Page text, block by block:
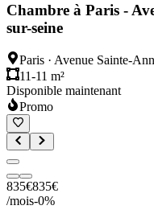
Chambre à Paris -
sur-seine
Paris · Avenue Sainte-
11-11 m²
Disponible maintenant
Promo
835€835€
/mois-0%